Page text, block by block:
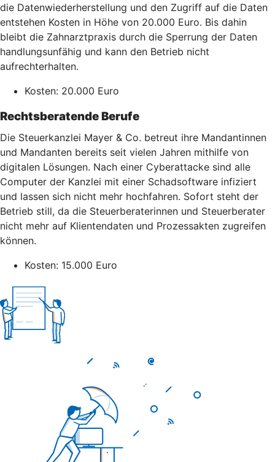
die Datenwiederherstellung und den Zugriff auf die Daten
entstehen Kosten in Höhe von 20.000 Euro. Bis dahin
bleibt die Zahnarztpraxis durch die Sperrung der Daten
handlungsunfähig und kann den Betrieb nicht
aufrechterhalten.
Kosten: 20.000 Euro
Rechtsberatende Berufe
Die Steuerkanzlei Mayer & Co. betreut ihre Mandantinnen
und Mandanten bereits seit vielen Jahren mithilfe von
digitalen Lösungen. Nach einer Cyberattacke sind alle
Computer der Kanzlei mit einer Schadsoftware infiziert
und lassen sich nicht mehr hochfahren. Sofort steht der
Betrieb still, da die Steuerberaterinnen und Steuerberater
nicht mehr auf Klientendaten und Prozessakten zugreifen
können.
Kosten: 15.000 Euro